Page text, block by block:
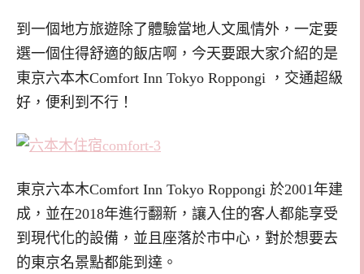
到一個地方旅遊除了體驗當地人文風情外，一定要
選一個住得舒適的飯店啊，今天要跟大家介紹的是
東京六本木Comfort Inn Tokyo Roppongi ，交通超級
好，便利到不行！
東京六本木Comfort Inn Tokyo Roppongi 於2001年建
成，並在2018年進行翻新，讓入住的客人都能享受
到現代化的設備，並且座落於市中心，對於想要去
的東京名景點都能到達。